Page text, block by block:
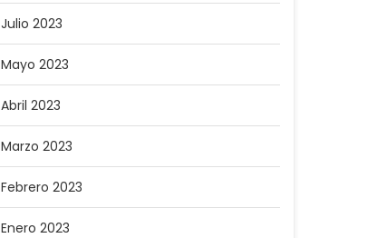
Julio 2023
Mayo 2023
Abril 2023
Marzo 2023
Febrero 2023
Enero 2023